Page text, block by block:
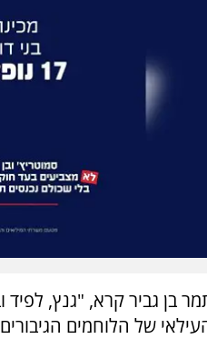
בן גביר קרא, "גנץ,
של הלוחמים